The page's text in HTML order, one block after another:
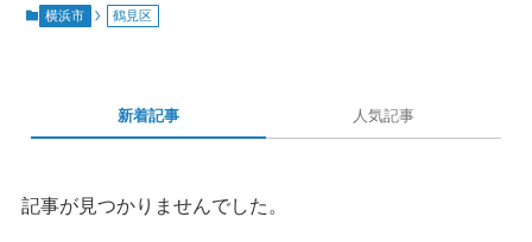
横浜市 鶴見区
新着記事 人気記事
記事が見つかりませんでした。